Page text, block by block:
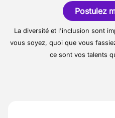
plus lourdes c'est un
candidats et les
ensemble. Notre
Mettre en lien le bon
personne.
Postulez
La diversité et l'inclusion sont
vous soyez, quoi que vous
ce sont vos talents